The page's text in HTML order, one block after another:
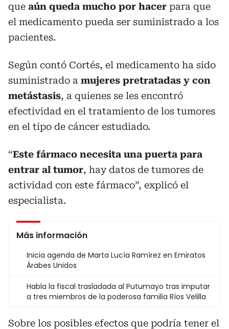
que aún queda mucho por hacer para que
el medicamento pueda ser suministrado a los
pacientes.
Según contó Cortés, el medicamento ha sido
suministrado a mujeres pretratadas y con
metástasis, a quienes se les encontró
efectividad en el tratamiento de los tumores
en el tipo de cáncer estudiado.
“Este fármaco necesita una puerta para
entrar al tumor, hay datos de tumores de
actividad con este fármaco”, explicó el
especialista.
Más información
Inicia agenda de Marta Lucía Ramírez en Emiratos
Árabes Unidos
Habla la fiscal trasladada al Putumayo tras imputar
a tres miembros de la poderosa familia Ríos Velilla
Sobre los posibles efectos que podría tener el